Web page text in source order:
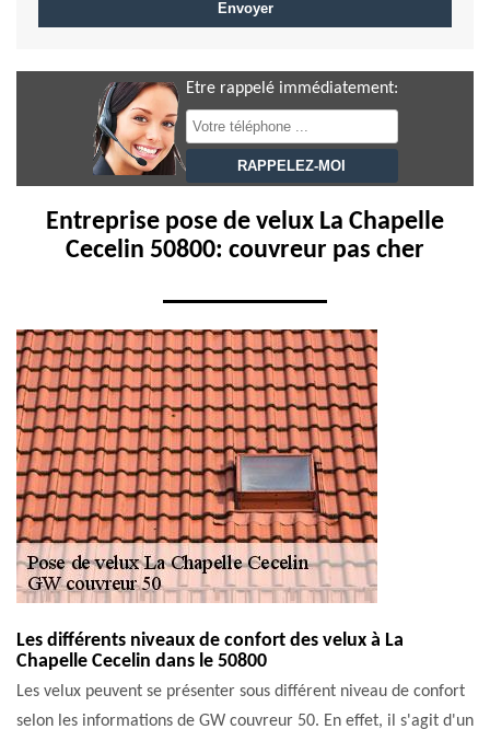
Etre rappelé immédiatement:
Entreprise pose de velux La Chapelle
Cecelin 50800: couvreur pas cher
Les différents niveaux de confort des velux à La
Chapelle Cecelin dans le 50800
Les velux peuvent se présenter sous différent niveau de confort
selon les informations de GW couvreur 50. En effet, il s'agit d'un